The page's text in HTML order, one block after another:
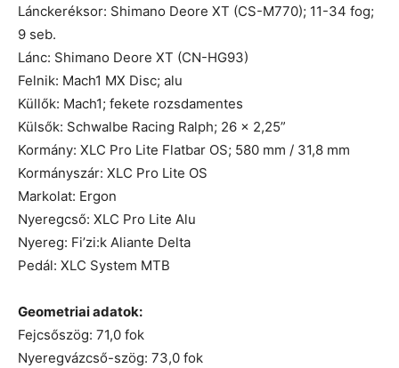
Lánckeréksor: Shimano Deore XT (CS-M770); 11-34 fog;
9 seb.
Lánc: Shimano Deore XT (CN-HG93)
Felnik: Mach1 MX Disc; alu
Küllők: Mach1; fekete rozsdamentes
Külsők: Schwalbe Racing Ralph; 26 × 2,25”
Kormány: XLC Pro Lite Flatbar OS; 580 mm / 31,8 mm
Kormányszár: XLC Pro Lite OS
Markolat: Ergon
Nyeregcső: XLC Pro Lite Alu
Nyereg: Fi’zi:k Aliante Delta
Pedál: XLC System MTB
Geometriai adatok:
Fejcsőszög: 71,0 fok
Nyeregvázcső-szög: 73,0 fok